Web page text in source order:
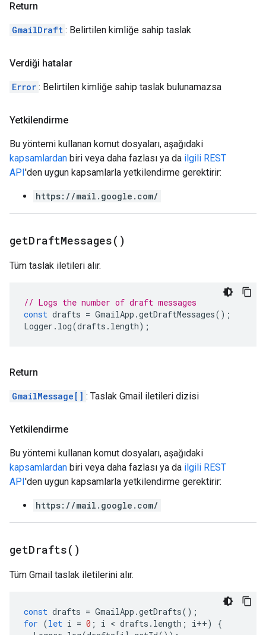
Return
GmailDraft : Belirtilen kimliğe sahip taslak
Verdiği hatalar
Error : Belirtilen kimliğe sahip taslak bulunamazsa
Yetkilendirme
Bu yöntemi kullanan komut dosyaları, aşağıdaki
kapsamlardan biri veya daha fazlası ya da ilgili REST
API'den uygun kapsamlarla yetkilendirme gerektirir:
https://mail.google.com/
getDraftMessages( )
Tüm taslak iletileri alır.
// Logs the number of draft messages
const drafts = GmailApp .getDraftMessages();
Logger . log(drafts . length);
Return
GmailMessage[] : Taslak Gmail iletileri dizisi
Yetkilendirme
Bu yöntemi kullanan komut dosyaları, aşağıdaki
kapsamlardan biri veya daha fazlası ya da ilgili REST
API'den uygun kapsamlarla yetkilendirme gerektirir:
https://mail.google.com/
getDrafts( )
Tüm Gmail taslak iletilerini alır.
const drafts = GmailApp .getDrafts();
for (let i = 0 ; i < drafts . length ; i++)
{